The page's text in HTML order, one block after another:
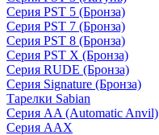
Серия PST 5 (Бронза)
Серия PST 7 (Бронза)
Серия PST 8 (Бронза)
Серия PST X (Бронза)
Серия RUDE (Бронза)
Серия Signature (Бронза)
Тарелки Sabian
Серия AA (Automatic Anvil)
Серия AAX